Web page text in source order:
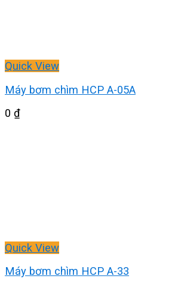
Quick View
Máy bơm chìm HCP A-05A
0 ₫
Quick View
Máy bơm chìm HCP A-33